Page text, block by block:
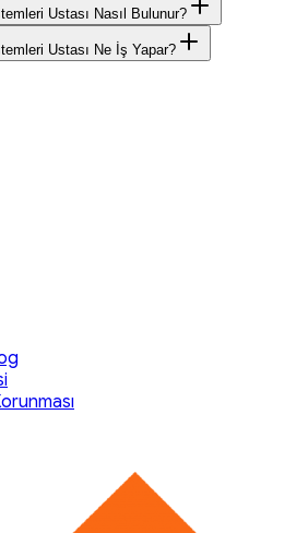
Ustası Nasıl Bulunur?
Ustası Ne İş Yapar?